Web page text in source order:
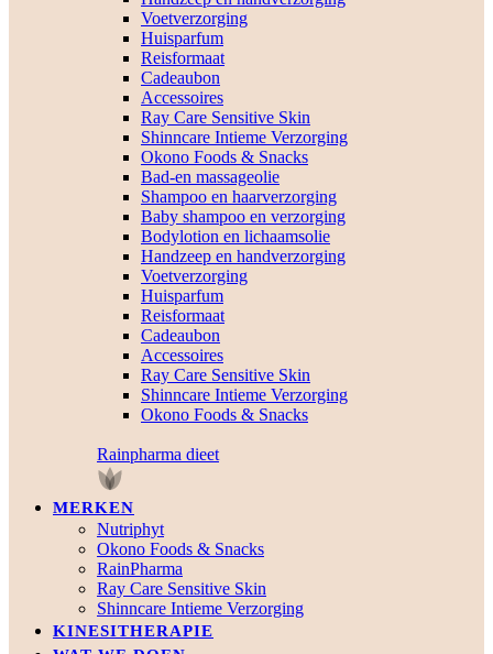
Voetverzorging
Huisparfum
Reisformaat
Cadeaubon
Accessoires
Ray Care Sensitive Skin
Shinncare Intieme Verzorging
Okono Foods & Snacks
Bad-en massageolie
Shampoo en haarverzorging
Baby shampoo en verzorging
Bodylotion en lichaamsolie
Handzeep en handverzorging
Voetverzorging
Huisparfum
Reisformaat
Cadeaubon
Accessoires
Ray Care Sensitive Skin
Shinncare Intieme Verzorging
Okono Foods & Snacks
Rainpharma dieet
MERKEN
Nutriphyt
Okono Foods & Snacks
RainPharma
Ray Care Sensitive Skin
Shinncare Intieme Verzorging
KINESITHERAPIE